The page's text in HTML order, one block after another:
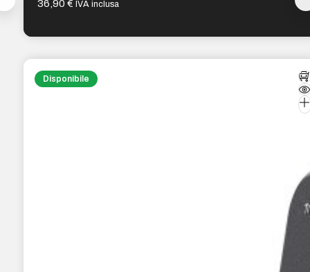
36,90€ IVA inclusa
Disponibile